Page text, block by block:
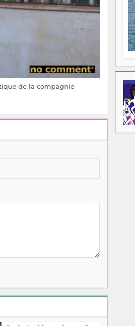
de la compagnie